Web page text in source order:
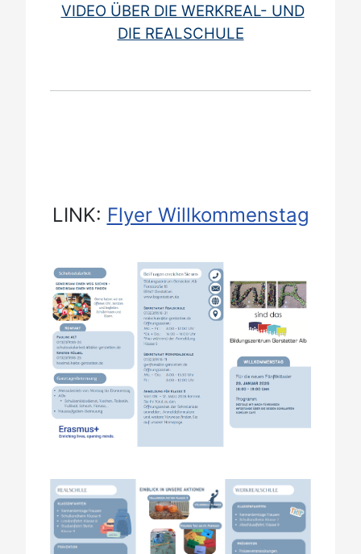
VIDEO ÜBER DIE WERKREAL- UND
DIE REALSCHULE
LINK: Flyer Willkommenstag